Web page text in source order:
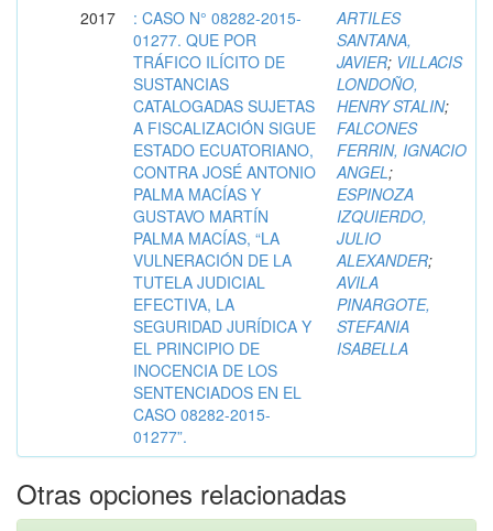
2017
: CASO N° 08282-2015-
01277. QUE POR
TRÁFICO ILÍCITO DE
SUSTANCIAS
CATALOGADAS SUJETAS
A FISCALIZACIÓN SIGUE
ESTADO ECUATORIANO,
CONTRA JOSÉ ANTONIO
PALMA MACÍAS Y
GUSTAVO MARTÍN
PALMA MACÍAS, “LA
VULNERACIÓN DE LA
TUTELA JUDICIAL
EFECTIVA, LA
SEGURIDAD JURÍDICA Y
EL PRINCIPIO DE
INOCENCIA DE LOS
SENTENCIADOS EN EL
CASO 08282-2015-
01277”.
ARTILES
SANTANA,
JAVIER; VILLACIS
LONDOÑO,
HENRY STALIN;
FALCONES
FERRIN, IGNACIO
ANGEL;
ESPINOZA
IZQUIERDO,
JULIO
ALEXANDER;
AVILA
PINARGOTE,
STEFANIA
ISABELLA
Otras opciones relacionadas